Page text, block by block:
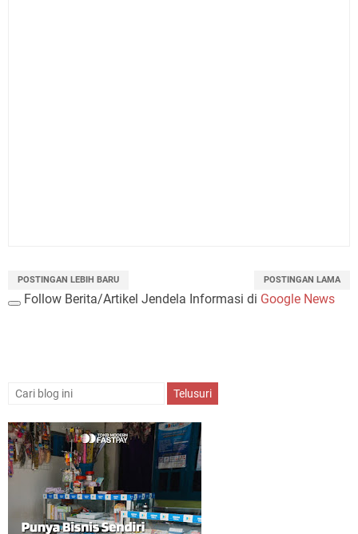
POSTINGAN LEBIH BARU POSTINGAN LAMA
Follow Berita/Artikel Jendela Informasi di Google News